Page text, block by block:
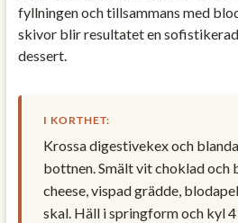
fyllningen och tillsammans med
skivor blir resultatet en
dessert.
I KORTHET:
Krossa digestivekex och
bottnen. Smält vit choklad och
cheese, vispad grädde,
skal. Häll i springform och kyl